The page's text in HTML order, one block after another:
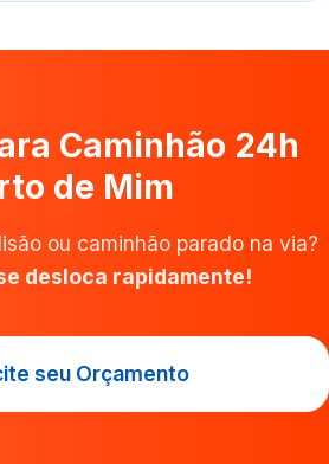
Caminhão 24h
de Mim
ou caminhão parado na via?
desloca rapidamente!
seu Orçamento